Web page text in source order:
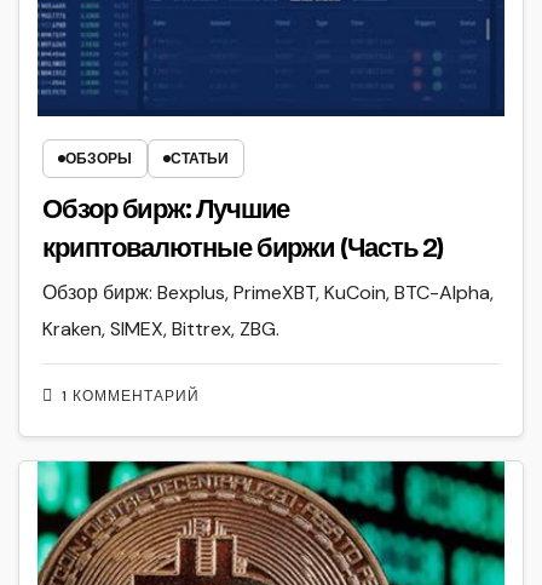
ОБЗОРЫ СТАТЬИ
Обзор бирж: Лучшие
криптовалютные биржи (Часть 2)
1 КОММЕНТАРИЙ
Обзор бирж: Bexplus, PrimeXBT, KuCoin, BTC-Alpha,
Kraken, SIMEX, Bittrex, ZBG.